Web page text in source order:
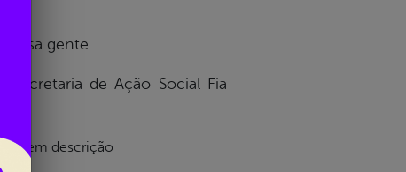
gente.
de Ação Social Fia